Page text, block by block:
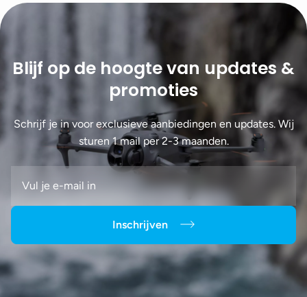
Blijf op de hoogte van updates &
promoties
Schrijf je in voor exclusieve aanbiedingen en updates. Wij
sturen 1 mail per 2-3 maanden.
Inschrijven